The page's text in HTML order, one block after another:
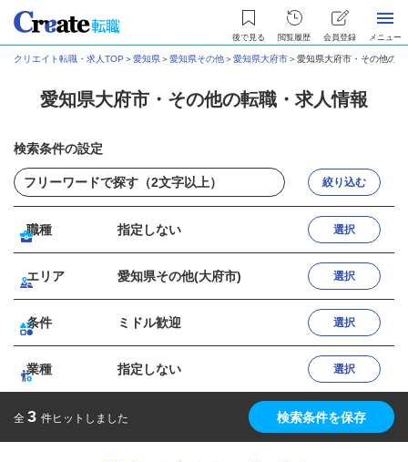
後で見る 閲覧履歴 会員登録 メニュー
クリエイト転職・求人TOP ＞愛知県＞愛知県その他＞愛知県大府市＞愛知県大府市・その他の
愛知県大府市・その他の転職・求人情報
検索条件の設定
絞り込む
職種 指定しない 選択
エリア 愛知県その他(大府市) 選択
条件 ミドル歓迎 選択
業種 指定しない 選択
全 3 件ヒットしました 検索条件を保存